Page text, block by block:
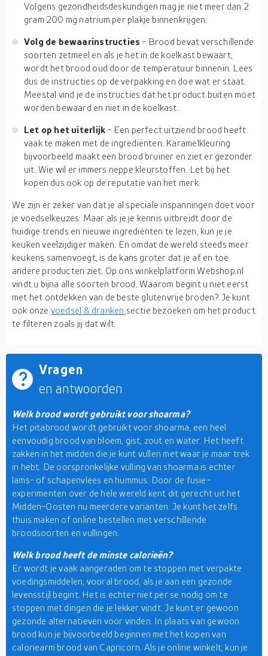
Volgens gezondheidsdeskundigen mag je niet meer dan 2
gram 200 mg natrium per plakje binnenkrijgen.
Volg de bewaarinstructies- Brood bevat verschillende
soorten zetmeel en als je het in de koelkast bewaart,
wordt het brood oud door de temperatuur binnenin. Lees
dus de instructies op de verpakking en doe wat er staat.
Meestal vind je de instructies dat het product buiten moet
worden bewaard en niet in de koelkast.
Let op het uiterlijk- Een perfect uitziend brood heeft
vaak te maken met de ingrediënten. Karamelkleuring
bijvoorbeeld maakt een brood bruiner en ziet er gezonder
uit. Wie wil er immers neppe kleurstoffen. Let bij het
kopen dus ook op de reputatie van het merk.
We zijn er zeker van dat je al speciale inspanningen doet voor
je voedselkeuzes. Maar als je je kennis uitbreidt door de
huidige trends en nieuwe ingrediënten te lezen, kun je je
keuken veelzijdiger maken. En omdat de wereld steeds meer
keukens samenvoegt, is de kans groter dat je af en toe
andere producten ziet. Op ons winkelplatform Webshop.nl
vindt u bijna alle soorten brood. Waarom begint u niet eerst
met het ontdekken van de beste glutenvrije broden? Je kunt
ook onze voedsel & dranken sectie bezoeken om het product
te filteren zoals jij dat wilt.
Vragen
en antwoorden
Welk brood wordt gebruikt voor shoarma?
Het pitabrood wordt gebruikt voor shoarma, een heel
eenvoudig brood van bloem, gist, zout en water. Het heeft
zakken in het midden die je kunt vullen met waar je maar trek
in hebt. De oorspronkelijke vulling van shoarma is echter
lams- of schapenvlees en hummus. Door de fusie-
experimenten over de hele wereld kent dit gerecht uit het
Midden-Oosten nu meerdere varianten. Je kunt het zelfs
thuis maken of online bestellen met verschillende
broodsoorten en vullingen.
Welk brood heeft de minste calorieën?
Er wordt je vaak aangeraden om te stoppen met verpakte
voedingsmiddelen, vooral brood, als je aan een gezonde
levensstijl begint. Het is echter niet per se nodig om te
stoppen met dingen die je lekker vindt. Je kunt er gewoon
gezonde alternatieven voor vinden. In plaats van gewoon
brood kun je bijvoorbeeld beginnen met het kopen van
caloriearm brood van Capricorn. Als je online winkelt, kun je